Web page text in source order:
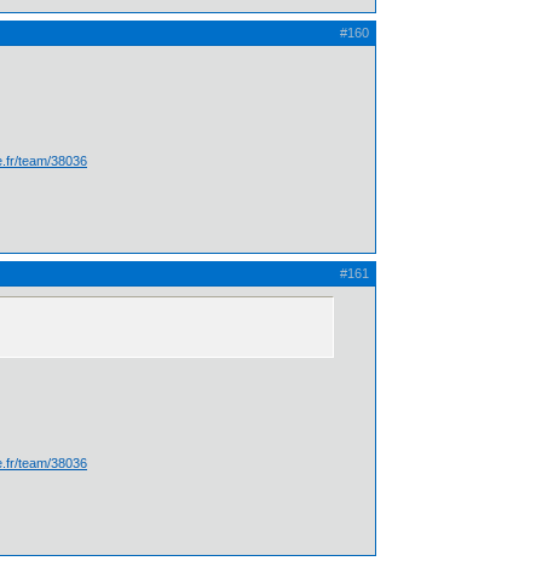
#160
team/38036
#161
team/38036